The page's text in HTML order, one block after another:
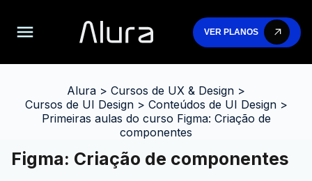
VER PLANOS
Alura > Cursos de UX & Design >
Cursos de UI Design> Conteúdos de UI Design>
Primeiras aulas do curso Figma: Criação de
componentes
Figma: Criação de componentes